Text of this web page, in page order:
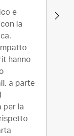
e
la
hanno
a parte
per la